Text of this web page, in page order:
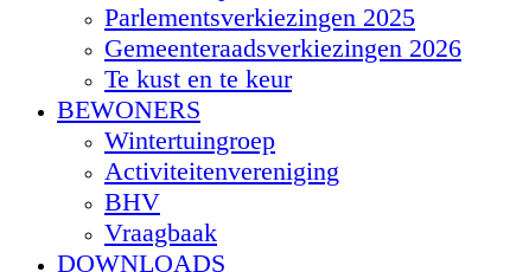
Parlementsverkiezingen 2025
Gemeenteraadsverkiezingen 2026
Te kust en te keur
BEWONERS
Wintertuingroep
Activiteitenvereniging
BHV
Vraagbaak
DOWNLOADS